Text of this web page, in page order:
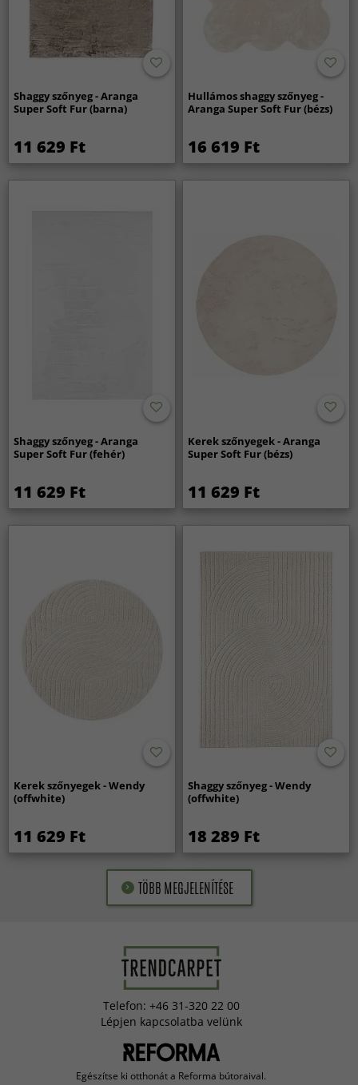
Shaggy szőnyeg - Aranga
Super Soft Fur (barna)
11 629 Ft
Hullámos shaggy szőnyeg -
Aranga Super Soft Fur (bézs)
16 619 Ft
Shaggy szőnyeg - Aranga
Super Soft Fur (fehér)
11 629 Ft
Kerek szőnyegek - Aranga
Super Soft Fur (bézs)
11 629 Ft
Kerek szőnyegek - Wendy
(offwhite)
11 629 Ft
Shaggy szőnyeg - Wendy
(offwhite)
18 289 Ft
TÖBB MEGJELENÍTÉSE
Telefon: +46 31-320 22 00
Lépjen kapcsolatba velünk
Egészítse ki otthonát a Reforma bútoraival.